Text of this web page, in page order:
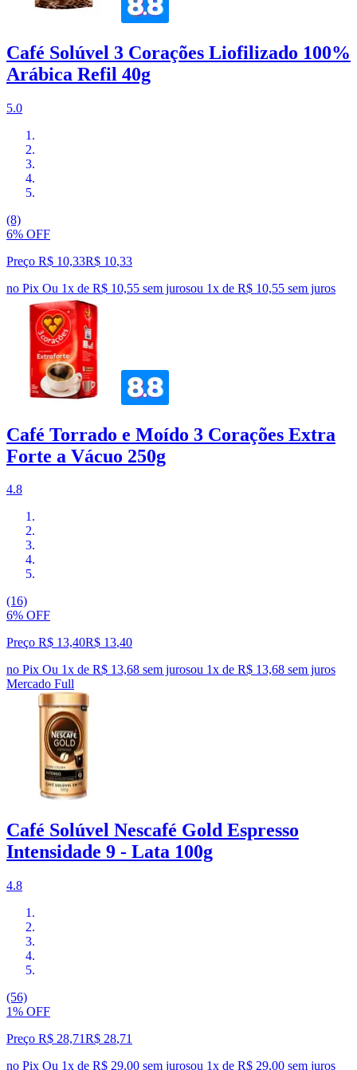
Café Solúvel 3 Corações Liofilizado 100%
Arábica Refil 40g
5.0
(8)
6% OFF
Preço R$ 10,33R$ 10,33
no Pix Ou 1x de R$ 10,55 sem jurosou 1x de R$ 10,55 sem juros
Café Torrado e Moído 3 Corações Extra
Forte a Vácuo 250g
4.8
(16)
6% OFF
Preço R$ 13,40R$ 13,40
no Pix Ou 1x de R$ 13,68 sem jurosou 1x de R$ 13,68 sem juros
Mercado Full
Café Solúvel Nescafé Gold Espresso
Intensidade 9 - Lata 100g
4.8
(56)
1% OFF
Preço R$ 28,71R$ 28,71
no Pix Ou 1x de R$ 29,00 sem jurosou 1x de R$ 29,00 sem juros